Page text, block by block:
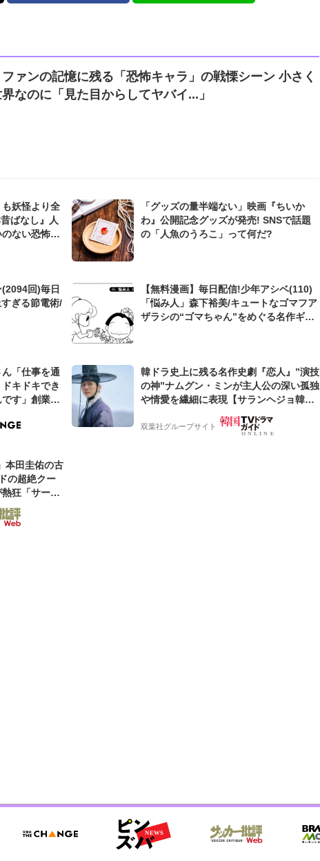
ファンの記憶に残る「恐怖キャラ」の戦慄シーン 小さく
なのに「見た目からしてヤバイ...」
も妖怪より全
ばなし』人
ない恐怖
「グッズの量半端ない」映画『ちいか
わ』公開記念グッズが発売! SNSで話題
の「人魚のうろこ」って何だ?
(2094回)毎日
ぎる節電術/
【無料漫画】毎日配信!少年アシベ(110)
「悩み人」森下裕美/キュートなゴマフア
ザラシの“ゴマちゃん”をめぐる名作ギャ
「仕事を通
キドキでき
す」創業来
韓ドラ史上に残る名作史劇『恋人』”演技
の神”ナムグン・ミンが主人公の深い孤独
や情愛を繊細に表現【サランヘジョ韓ド
双葉社グループサイト
本田圭佑の古
の超絶クー
狂「サード
けえわ」